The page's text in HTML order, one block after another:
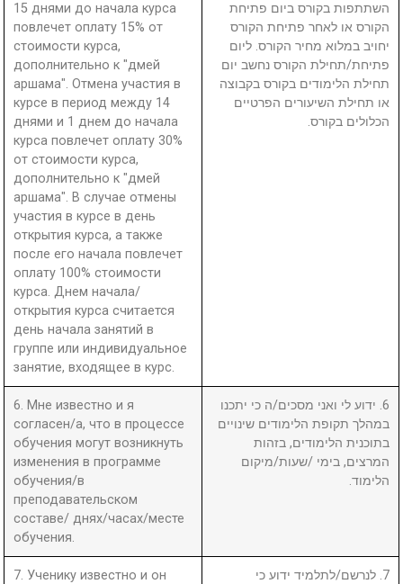
15 днями до начала курса
повлечет оплату 15% от
стоимости курса,
дополнительно к "дмей
аршама". Отмена участия в
курсе в период между 14
днями и 1 днем до начала
курса повлечет оплату 30%
от стоимости курса,
дополнительно к "дмей
аршама". В случае отмены
участия в курсе в день
открытия курса, а также
после его начала повлечет
оплату 100% стоимости
курса. Днем начала/
открытия курса считается
день начала занятий в
группе или индивидуальное
занятие, входящее в курс.
השתתפות בקורס ביום פתיחת
הקורס או לאחר פתיחת הקורס
יחויב במלוא מחיר הקורס. ליום
פתיחת/תחילת הקורס נחשב יום
תחילת הלימודים בקורס בקבוצה
או תחילת השיעורים הפרטיים
הכלולים בקורס.
6. Мне известно и я
согласен/а, что в процессе
обучения могут возникнуть
изменения в программе
обучения/в
преподавательском
составе/ днях/часах/месте
обучения.
6. ידוע לי ואני מסכים/ה כי יתכנו
במהלך תקופת הלימודים שינויים
בתוכנית הלימודים, בזהות
המרצים, בימי /שעות/מיקום
הלימוד.
7. Ученику известно и он
7. לנרשם/לתלמיד ידוע כי